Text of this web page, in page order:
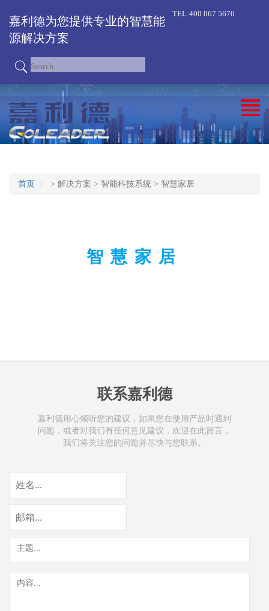
嘉利德为您提供专业的智慧能
源解决方案
TEL:400 067 5670
首页 > 解决方案 > 智能科技系统 > 智慧家居
智慧家居
联系嘉利德
嘉利德用心倾听您的建议，如果您在使用产品时遇到
问题，或者对我们有任何意见建议，欢迎在此留言，
我们将关注您的问题并尽快与您联系。